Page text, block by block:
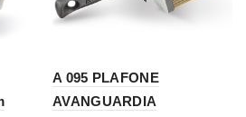
A 095 PLAFONE
AVANGUARDIA